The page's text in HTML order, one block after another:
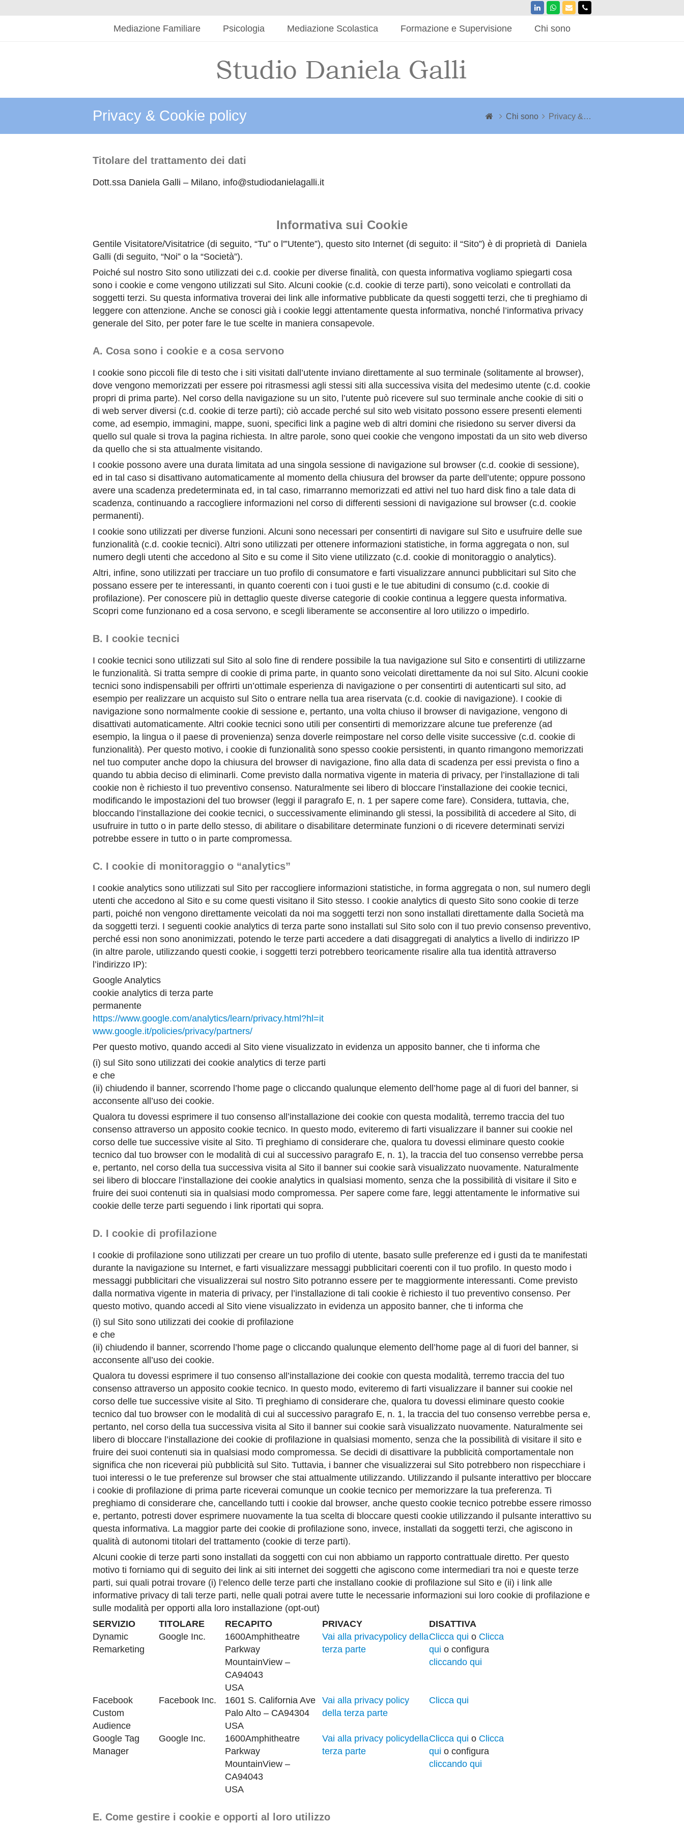
LinkedInWhatsapp
EmailPhone
Mediazione Familiare Psicologia Mediazione Scolastica Formazione e Supervisione Chi sono
Privacy & Cookie policy Chi sono Privacy &…
Titolare del trattamento dei dati
Dott.ssa Daniela Galli – Milano, info@studiodanielagalli.it
Informativa sui Cookie
Gentile Visitatore/Visitatrice (di seguito, “Tu” o l'”Utente”), questo sito Internet (di seguito: il “Sito”) è di proprietà di Daniela
Galli (di seguito, “Noi” o la “Società”).
Poiché sul nostro Sito sono utilizzati dei c.d. cookie per diverse finalità, con questa informativa vogliamo spiegarti cosa
sono i cookie e come vengono utilizzati sul Sito. Alcuni cookie (c.d. cookie di terze parti), sono veicolati e controllati da
soggetti terzi. Su questa informativa troverai dei link alle informative pubblicate da questi soggetti terzi, che ti preghiamo di
leggere con attenzione. Anche se conosci già i cookie leggi attentamente questa informativa, nonché l’informativa privacy
generale del Sito, per poter fare le tue scelte in maniera consapevole.
A. Cosa sono i cookie e a cosa servono
I cookie sono piccoli file di testo che i siti visitati dall’utente inviano direttamente al suo terminale (solitamente al browser),
dove vengono memorizzati per essere poi ritrasmessi agli stessi siti alla successiva visita del medesimo utente (c.d. cookie
propri di prima parte). Nel corso della navigazione su un sito, l’utente può ricevere sul suo terminale anche cookie di siti o
di web server diversi (c.d. cookie di terze parti); ciò accade perché sul sito web visitato possono essere presenti elementi
come, ad esempio, immagini, mappe, suoni, specifici link a pagine web di altri domini che risiedono su server diversi da
quello sul quale si trova la pagina richiesta. In altre parole, sono quei cookie che vengono impostati da un sito web diverso
da quello che si sta attualmente visitando.
I cookie possono avere una durata limitata ad una singola sessione di navigazione sul browser (c.d. cookie di sessione),
ed in tal caso si disattivano automaticamente al momento della chiusura del browser da parte dell’utente; oppure possono
avere una scadenza predeterminata ed, in tal caso, rimarranno memorizzati ed attivi nel tuo hard disk fino a tale data di
scadenza, continuando a raccogliere informazioni nel corso di differenti sessioni di navigazione sul browser (c.d. cookie
permanenti).
I cookie sono utilizzati per diverse funzioni. Alcuni sono necessari per consentirti di navigare sul Sito e usufruire delle sue
funzionalità (c.d. cookie tecnici). Altri sono utilizzati per ottenere informazioni statistiche, in forma aggregata o non, sul
numero degli utenti che accedono al Sito e su come il Sito viene utilizzato (c.d. cookie di monitoraggio o analytics).
Altri, infine, sono utilizzati per tracciare un tuo profilo di consumatore e farti visualizzare annunci pubblicitari sul Sito che
possano essere per te interessanti, in quanto coerenti con i tuoi gusti e le tue abitudini di consumo (c.d. cookie di
profilazione). Per conoscere più in dettaglio queste diverse categorie di cookie continua a leggere questa informativa.
Scopri come funzionano ed a cosa servono, e scegli liberamente se acconsentire al loro utilizzo o impedirlo.
B. I cookie tecnici
I cookie tecnici sono utilizzati sul Sito al solo fine di rendere possibile la tua navigazione sul Sito e consentirti di utilizzarne
le funzionalità. Si tratta sempre di cookie di prima parte, in quanto sono veicolati direttamente da noi sul Sito. Alcuni cookie
tecnici sono indispensabili per offrirti un’ottimale esperienza di navigazione o per consentirti di autenticarti sul sito, ad
esempio per realizzare un acquisto sul Sito o entrare nella tua area riservata (c.d. cookie di navigazione). I cookie di
navigazione sono normalmente cookie di sessione e, pertanto, una volta chiuso il browser di navigazione, vengono di
disattivati automaticamente. Altri cookie tecnici sono utili per consentirti di memorizzare alcune tue preferenze (ad
esempio, la lingua o il paese di provenienza) senza doverle reimpostare nel corso delle visite successive (c.d. cookie di
funzionalità). Per questo motivo, i cookie di funzionalità sono spesso cookie persistenti, in quanto rimangono memorizzati
nel tuo computer anche dopo la chiusura del browser di navigazione, fino alla data di scadenza per essi prevista o fino a
quando tu abbia deciso di eliminarli. Come previsto dalla normativa vigente in materia di privacy, per l’installazione di tali
cookie non è richiesto il tuo preventivo consenso. Naturalmente sei libero di bloccare l’installazione dei cookie tecnici,
modificando le impostazioni del tuo browser (leggi il paragrafo E, n. 1 per sapere come fare). Considera, tuttavia, che,
bloccando l’installazione dei cookie tecnici, o successivamente eliminando gli stessi, la possibilità di accedere al Sito, di
usufruire in tutto o in parte dello stesso, di abilitare o disabilitare determinate funzioni o di ricevere determinati servizi
potrebbe essere in tutto o in parte compromessa.
C. I cookie di monitoraggio o “analytics”
I cookie analytics sono utilizzati sul Sito per raccogliere informazioni statistiche, in forma aggregata o non, sul numero degli
utenti che accedono al Sito e su come questi visitano il Sito stesso. I cookie analytics di questo Sito sono cookie di terze
parti, poiché non vengono direttamente veicolati da noi ma soggetti terzi non sono installati direttamente dalla Società ma
da soggetti terzi. I seguenti cookie analytics di terza parte sono installati sul Sito solo con il tuo previo consenso preventivo,
perché essi non sono anonimizzati, potendo le terze parti accedere a dati disaggregati di analytics a livello di indirizzo IP
(in altre parole, utilizzando questi cookie, i soggetti terzi potrebbero teoricamente risalire alla tua identità attraverso
l’indirizzo IP):
Google Analytics
cookie analytics di terza parte
permanente
https://www.google.com/analytics/learn/privacy.html?hl=it
www.google.it/policies/privacy/partners/
Per questo motivo, quando accedi al Sito viene visualizzato in evidenza un apposito banner, che ti informa che
(i) sul Sito sono utilizzati dei cookie analytics di terze parti
e che
(ii) chiudendo il banner, scorrendo l’home page o cliccando qualunque elemento dell’home page al di fuori del banner, si
acconsente all’uso dei cookie.
Qualora tu dovessi esprimere il tuo consenso all’installazione dei cookie con questa modalità, terremo traccia del tuo
consenso attraverso un apposito cookie tecnico. In questo modo, eviteremo di farti visualizzare il banner sui cookie nel
corso delle tue successive visite al Sito. Ti preghiamo di considerare che, qualora tu dovessi eliminare questo cookie
tecnico dal tuo browser con le modalità di cui al successivo paragrafo E, n. 1), la traccia del tuo consenso verrebbe persa
e, pertanto, nel corso della tua successiva visita al Sito il banner sui cookie sarà visualizzato nuovamente. Naturalmente
sei libero di bloccare l’installazione dei cookie analytics in qualsiasi momento, senza che la possibilità di visitare il Sito e
fruire dei suoi contenuti sia in qualsiasi modo compromessa. Per sapere come fare, leggi attentamente le informative sui
cookie delle terze parti seguendo i link riportati qui sopra.
D. I cookie di profilazione
I cookie di profilazione sono utilizzati per creare un tuo profilo di utente, basato sulle preferenze ed i gusti da te manifestati
durante la navigazione su Internet, e farti visualizzare messaggi pubblicitari coerenti con il tuo profilo. In questo modo i
messaggi pubblicitari che visualizzerai sul nostro Sito potranno essere per te maggiormente interessanti. Come previsto
dalla normativa vigente in materia di privacy, per l’installazione di tali cookie è richiesto il tuo preventivo consenso. Per
questo motivo, quando accedi al Sito viene visualizzato in evidenza un apposito banner, che ti informa che
(i) sul Sito sono utilizzati dei cookie di profilazione
e che
(ii) chiudendo il banner, scorrendo l’home page o cliccando qualunque elemento dell’home page al di fuori del banner, si
acconsente all’uso dei cookie.
Qualora tu dovessi esprimere il tuo consenso all’installazione dei cookie con questa modalità, terremo traccia del tuo
consenso attraverso un apposito cookie tecnico. In questo modo, eviteremo di farti visualizzare il banner sui cookie nel
corso delle tue successive visite al Sito. Ti preghiamo di considerare che, qualora tu dovessi eliminare questo cookie
tecnico dal tuo browser con le modalità di cui al successivo paragrafo E, n. 1, la traccia del tuo consenso verrebbe persa e,
pertanto, nel corso della tua successiva visita al Sito il banner sui cookie sarà visualizzato nuovamente. Naturalmente sei
libero di bloccare l’installazione dei cookie di profilazione in qualsiasi momento, senza che la possibilità di visitare il sito e
fruire dei suoi contenuti sia in qualsiasi modo compromessa. Se decidi di disattivare la pubblicità comportamentale non
significa che non riceverai più pubblicità sul Sito. Tuttavia, i banner che visualizzerai sul Sito potrebbero non rispecchiare i
tuoi interessi o le tue preferenze sul browser che stai attualmente utilizzando. Utilizzando il pulsante interattivo per bloccare
i cookie di profilazione di prima parte riceverai comunque un cookie tecnico per memorizzare la tua preferenza. Ti
preghiamo di considerare che, cancellando tutti i cookie dal browser, anche questo cookie tecnico potrebbe essere rimosso
e, pertanto, potresti dover esprimere nuovamente la tua scelta di bloccare questi cookie utilizzando il pulsante interattivo su
questa informativa. La maggior parte dei cookie di profilazione sono, invece, installati da soggetti terzi, che agiscono in
qualità di autonomi titolari del trattamento (cookie di terze parti).
Alcuni cookie di terze parti sono installati da soggetti con cui non abbiamo un rapporto contrattuale diretto. Per questo
motivo ti forniamo qui di seguito dei link ai siti internet dei soggetti che agiscono come intermediari tra noi e queste terze
parti, sui quali potrai trovare (i) l’elenco delle terze parti che installano cookie di profilazione sul Sito e (ii) i link alle
informative privacy di tali terze parti, nelle quali potrai avere tutte le necessarie informazioni sui loro cookie di profilazione e
sulle modalità per opporti alla loro installazione (opt-out)
SERVIZIO
TITOLARE RECAPITO PRIVACY
DISATTIVA
Dynamic
Remarketing
Google Inc.
1600Amphitheatre
Parkway
MountainView –
CA94043
USA
Vai alla privacypolicy della
terza parte
Clicca qui o Clicca
qui o configura
cliccando qui
Facebook
Custom
Audience
Facebook Inc.
1601 S. California Ave
Palo Alto – CA94304
USA
Vai alla privacy policy
della terza parte
Clicca qui
Google Tag
Manager
Google Inc.
1600Amphitheatre
Parkway
MountainView –
CA94043
USA
Vai alla privacy policydella
terza parte
Clicca qui o Clicca
qui o configura
cliccando qui
E. Come gestire i cookie e opporti al loro utilizzo